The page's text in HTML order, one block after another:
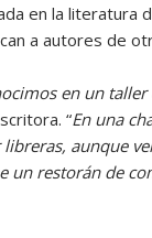
en la literatura
a autores de
en un
“En una
libreras, aunque
un restorán de